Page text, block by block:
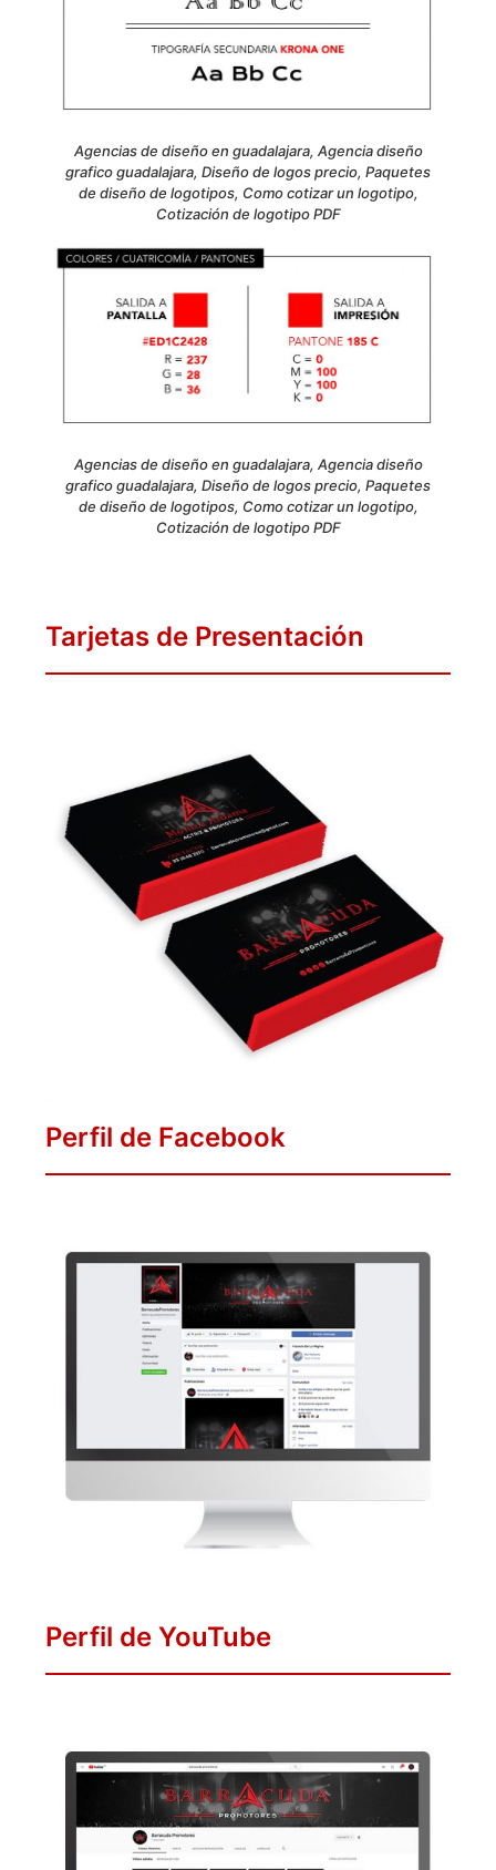
Agencias de diseño en guadalajara, Agencia diseño
grafico guadalajara, Diseño de logos precio, Paquetes
de diseño de logotipos, Como cotizar un logotipo,
Cotización de logotipo PDF
Agencias de diseño en guadalajara, Agencia diseño
grafico guadalajara, Diseño de logos precio, Paquetes
de diseño de logotipos, Como cotizar un logotipo,
Cotización de logotipo PDF
Tarjetas de Presentación
Perfil de Facebook
Perfil de YouTube